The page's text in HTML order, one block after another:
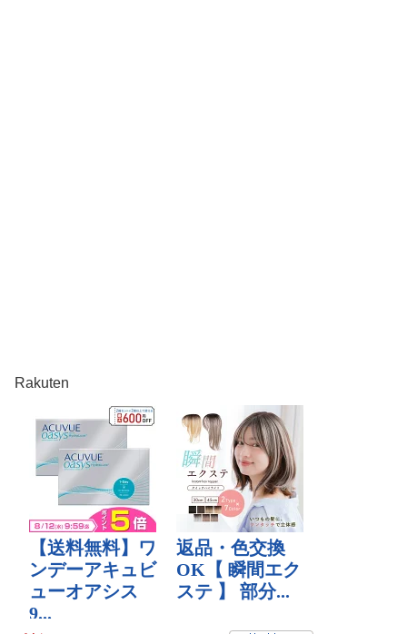
Rakuten